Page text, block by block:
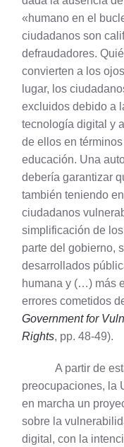
«humano en el
ciudadanos son
defraudadores.
convierten a los
lugar, los
excluidos debido a
tecnología digital y
de ellos en
educación. Una
debería garantizar
también teniendo
ciudadanos
simplificación de
parte del gobierno,
desarrollados
humana y (…) más
errores cometidos
Government for
Rights, pp. 48-49).
A partir de
preocupaciones, la
en marcha un
sobre la
digital, con la